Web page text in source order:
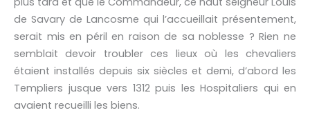
de Savary de Lancosme qui l’accueillait présentement,
serait mis en péril en raison de sa noblesse ? Rien ne
semblait devoir troubler ces lieux où les chevaliers
étaient installés depuis six siècles et demi, d’abord les
Templiers jusque vers 1312 puis les Hospitaliers qui en
avaient recueilli les biens.